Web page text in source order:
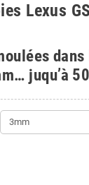
Lexus
juqu’à